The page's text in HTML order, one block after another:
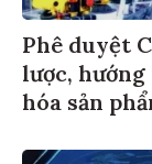
Phê duyệt
lược,
hóa sản